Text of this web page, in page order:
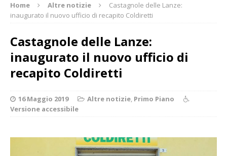
Home Altre notizie
Castagnole delle Lanze:
inaugurato il nuovo ufficio di recapito Coldiretti
Castagnole delle Lanze:
inaugurato il nuovo ufficio di
recapito Coldiretti
16 Maggio 2019 Altre notizie, Primo Piano
Versione accessibile